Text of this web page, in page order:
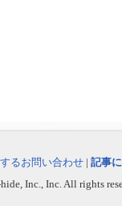
るお問い合わせ | 記事
Inc., Inc. All rights